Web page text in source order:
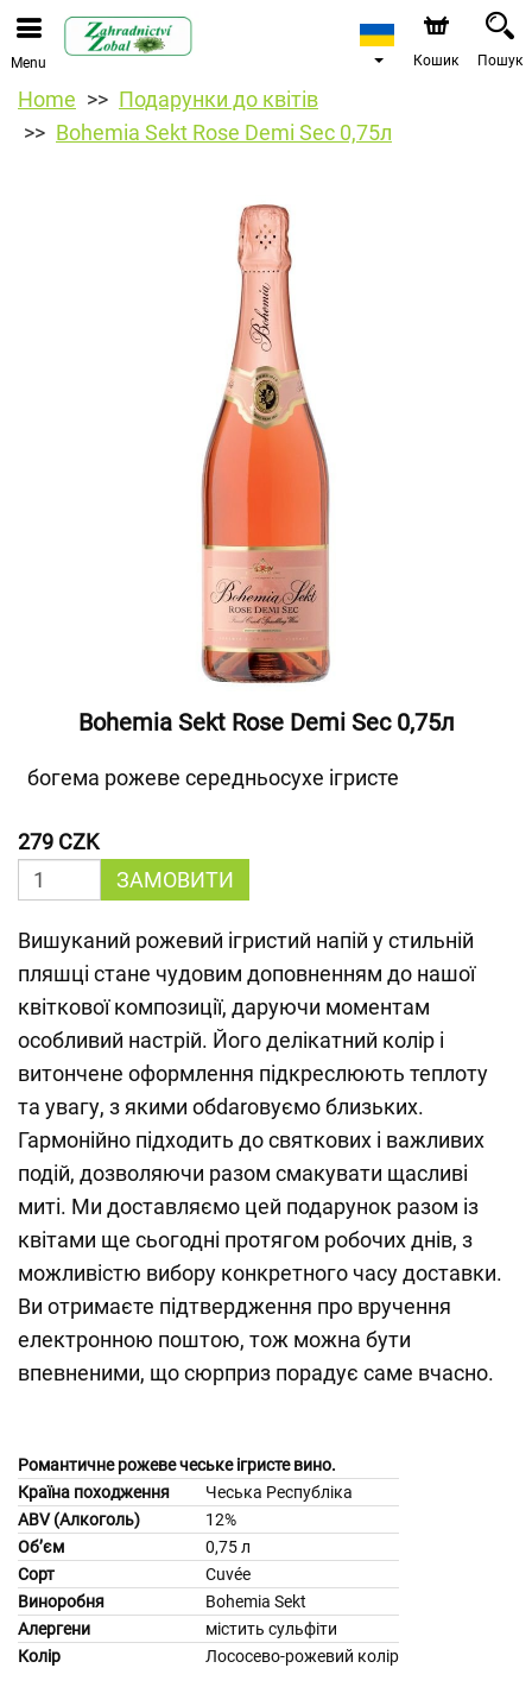
Menu Кошик Пошук
Home
Подарунки до квітів
Bohemia Sekt Rose Demi Sec 0,75л
Bohemia Sekt Rose Demi Sec 0,75л
богема рожеве середньосухе ігристе
279 CZK
ЗАМОВИТИ
Вишуканий рожевий ігристий напій у стильній
пляшці стане чудовим доповненням до нашої
квіткової композиції, даруючи моментам
особливий настрій. Його делікатний колір і
витончене оформлення підкреслюють теплоту
та увагу, з якими обdarовуємо близьких.
Гармонійно підходить до святкових і важливих
подій, дозволяючи разом смакувати щасливі
миті. Ми доставляємо цей подарунок разом із
квітами ще сьогодні протягом робочих днів, з
можливістю вибору конкретного часу доставки.
Ви отримаєте підтвердження про вручення
електронною поштою, тож можна бути
впевненими, що сюрприз порадує саме вчасно.
Романтичне рожеве чеське ігристе вино.
Країна походження Чеська Республіка
ABV (Алкоголь)
12%
Об’єм
0,75 л
Сорт
Cuvée
Виноробня
Bohemia Sekt
Алергени
містить сульфіти
Колір
Лососево-рожевий колір